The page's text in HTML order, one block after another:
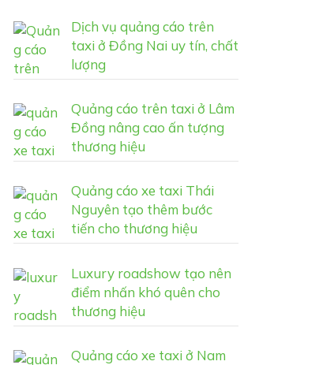
Dịch vụ quảng cáo trên
taxi ở Đồng Nai uy tín, chất
lượng
Quảng cáo trên taxi ở Lâm
Đồng nâng cao ấn tượng
thương hiệu
Quảng cáo xe taxi Thái
Nguyên tạo thêm bước
tiến cho thương hiệu
Luxury roadshow tạo nên
điểm nhấn khó quên cho
thương hiệu
Quảng cáo xe taxi ở Nam